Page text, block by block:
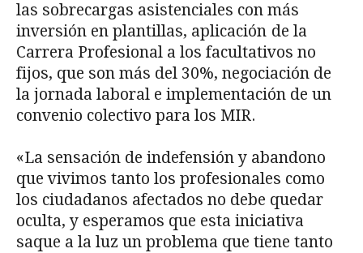
las sobrecargas asistenciales con más
inversión en plantillas, aplicación de la
Carrera Profesional a los facultativos no
fijos, que son más del 30%, negociación de
la jornada laboral e implementación de un
convenio colectivo para los MIR.
«La sensación de indefensión y abandono
que vivimos tanto los profesionales como
los ciudadanos afectados no debe quedar
oculta, y esperamos que esta iniciativa
saque a la luz un problema que tiene tanto